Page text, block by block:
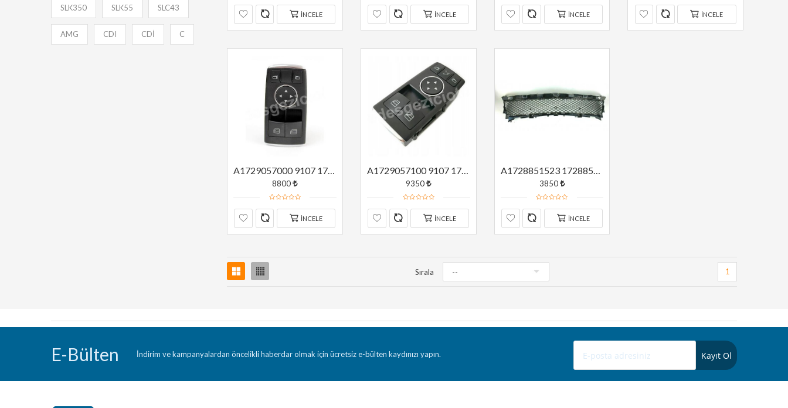
İNCELE İNCELE İNCELE İNCELE
A1729057000 9107 1729057000 9107 MERCEDES W172 W190 W197 SOL ÖN CAM DÜĞMESİ ORJİNAL
8800
İNCELE
A1729057100 9107 1729057100 9107 MERCEDES W172 W190 W197 SOL ÖN CAM DÜĞMESİ ORJİNAL
9350
İNCELE
A1728851523 1728851523 MERCEDES W172 TAMPON ALT IZGARASI ORJİNAL
3850
İNCELE
Sırala 1
SLK350 SLK55 SLC43
AMG CDI CDİ C
E-Bülten İndirim ve kampanyalardan öncelikli haberdar olmak için ücretsiz e-bülten kaydınızı yapın.